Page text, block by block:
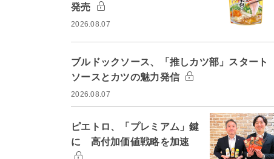
発売
2026.08.07
ブルドックソース、「推しカツ部」スタート
ソースとカツの魅力発信
2026.08.07
ピエトロ、「プレミアム」鍵
に 高付加価値戦略を加速